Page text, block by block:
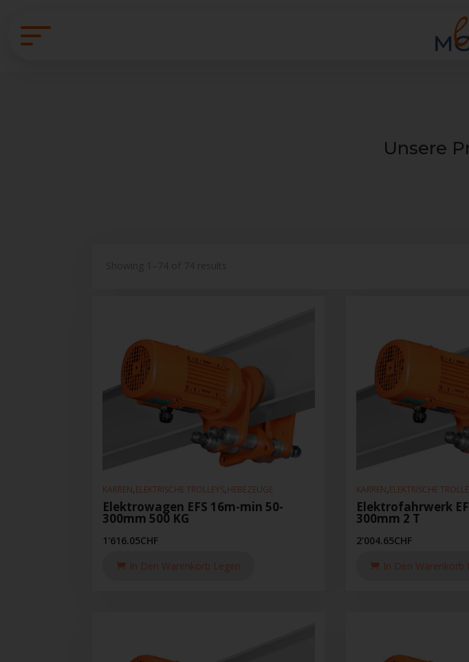
Unsere
KARREN,ELEKTRISCHE TROLLEYS,HEBEZEUGE
Elektrowagen EFS 16m-min 50-
300mm 500 KG
1'616.05CHF
In Den Warenkorb Legen
KARREN,ELEKTRISCHE
Elektrofahrwerk
300mm 2 T
2'004.65CHF
In Den Warenkorb